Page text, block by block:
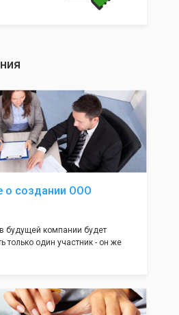
о создании ООО
будущей компании будет
только один участник - он же
данное заявление, а Вам
только поставить подпись на